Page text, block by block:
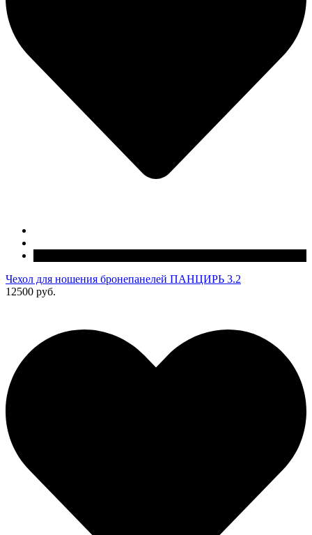
Чехол для ношения бронепанелей ПАНЦИРЬ 3.2
12500 руб.